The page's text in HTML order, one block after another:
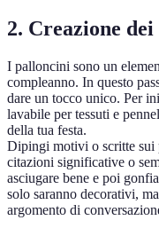
2. Creazione
I palloncini sono un
compleanno. In questo
dare un tocco unico. Per
lavabile per tessuti e
della tua festa.
Dipingi motivi o scritte sui
citazioni significative o
asciugare bene e poi
solo saranno decorativi,
argomento di